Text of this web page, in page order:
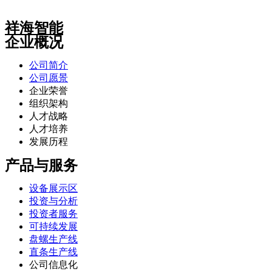
祥海智能
企业概况
公司简介
公司愿景
企业荣誉
组织架构
人才战略
人才培养
发展历程
产品与服务
设备展示区
投资与分析
投资者服务
可持续发展
盘螺生产线
直条生产线
公司信息化